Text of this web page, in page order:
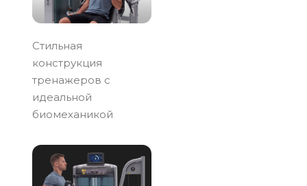
Стильная
конструкция
тренажеров с
идеальной
биомеханикой